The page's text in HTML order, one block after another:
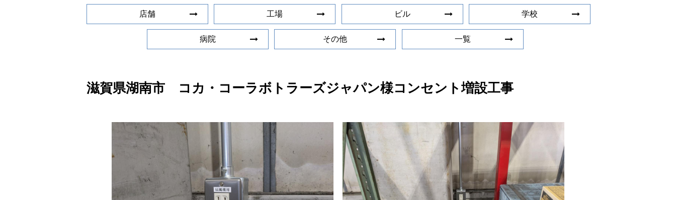
店舗 工場 ビル 学校
病院 その他 一覧
滋賀県湖南市 コカ・コーラボトラーズジャパン様コンセント増設工事